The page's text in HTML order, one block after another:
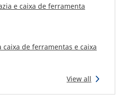
e caixa de ferramenta
caixa de ferramentas e caixa
View all